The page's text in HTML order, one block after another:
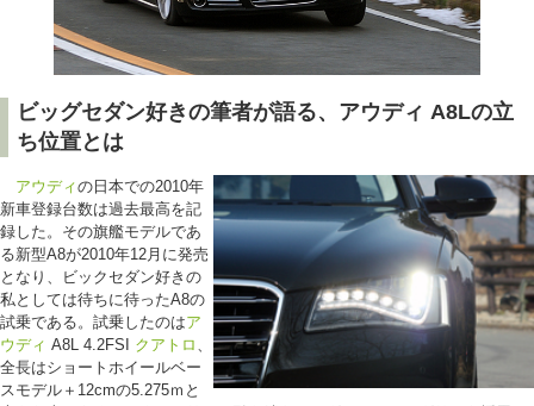
ビッグセダン好きの筆者が語る、アウディ A8Lの立
ち位置とは
アウディの日本での2010年
新車登録台数は過去最高を記
録した。その旗艦モデルであ
る新型A8が2010年12月に発売
となり、ビックセダン好きの
私としては待ちに待ったA8の
試乗である。試乗したのはア
ウディ A8L 4.2FSI クアトロ
全長はショートホイールベー
スモデル＋12cmの5.275ｍと